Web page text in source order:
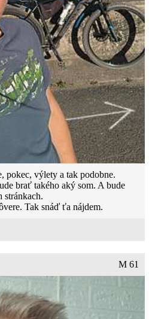
z pozdravom ostáva Pavol...
pokec, výlety a tak podobne.
brať takého aký som. A bude
stránkach.
Tak snáď ťa nájdem.
M 61